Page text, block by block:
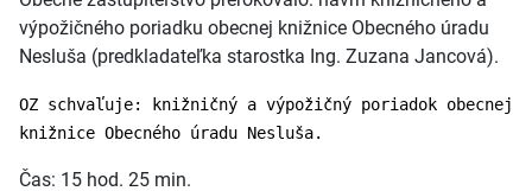
výpožičného poriadku obecnej knižnice Obecného úradu
Nesluša (predkladateľka starostka Ing. Zuzana Jancová).
OZ schvaľuje: knižničný a výpožičný poriadok obecnej
knižnice Obecného úradu Nesluša.
Čas: 15 hod. 25 min.